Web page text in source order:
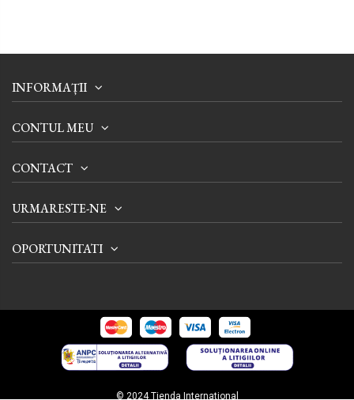
INFORMAȚII
CONTUL MEU
CONTACT
URMARESTE-NE
OPORTUNITATI
© 2024 Tienda International